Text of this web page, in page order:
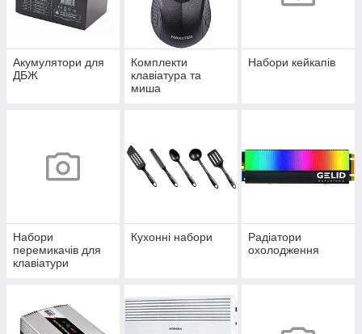
Акумулятори для
ДБЖ
Комплекти
клавіатура та
миша
Набори кейкапів
Набори
перемикачів для
клавіатури
Кухонні набори
Радіатори
охолодження